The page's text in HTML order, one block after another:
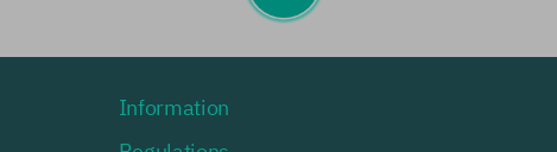
Information